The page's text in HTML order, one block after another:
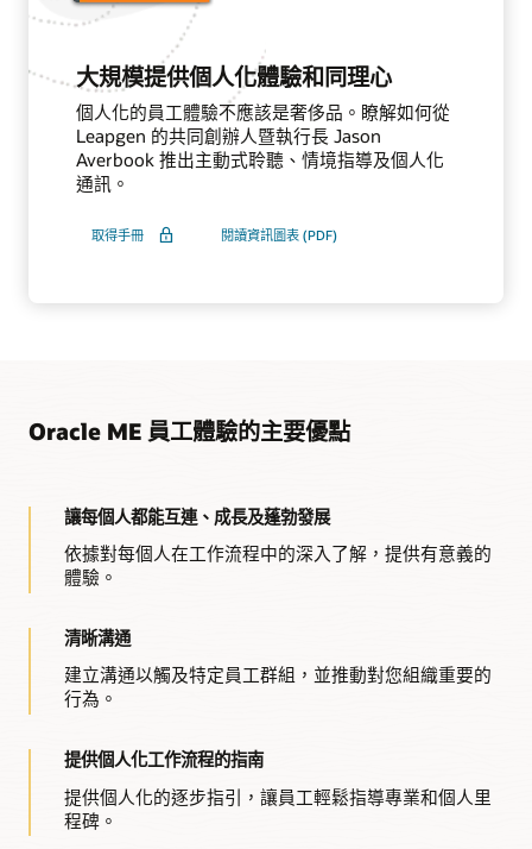
大規模提供個人化體驗和同理心
個人化的員工體驗不應該是奢侈品。瞭解如何從
Leapgen 的共同創辦人暨執行長 Jason
Averbook 推出主動式聆聽、情境指導及個人化
通訊。
取得手冊 閱讀資訊圖表 (PDF)
Oracle ME 員工體驗的主要優點
讓每個人都能互連、成長及蓬勃發展
依據對每個人在工作流程中的深入了解，提供有意義的
體驗。
清晰溝通
建立溝通以觸及特定員工群組，並推動對您組織重要的
行為。
提供個人化工作流程的指南
提供個人化的逐步指引，讓員工輕鬆指導專業和個人里
程碑。